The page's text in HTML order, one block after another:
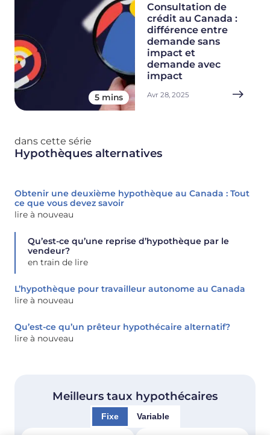
5 mins
Consultation de
crédit au Canada :
différence entre
demande sans
impact et
demande avec
impact
Avr 28, 2025
dans cette série
Hypothèques alternatives
Obtenir une deuxième hypothèque au Canada : Tout
ce que vous devez savoir
lire à nouveau
Qu’est-ce qu’une reprise d’hypothèque par le
vendeur?
en train de lire
L’hypothèque pour travailleur autonome au Canada
lire à nouveau
Qu’est-ce qu’un prêteur hypothécaire alternatif?
lire à nouveau
Meilleurs taux hypothécaires
Fixe Variable